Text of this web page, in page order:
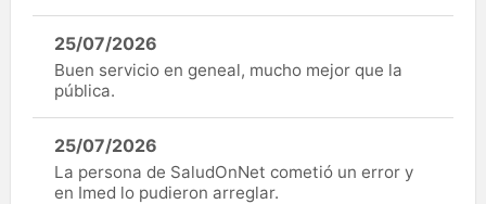
25/07/2026
Buen servicio en geneal, mucho mejor que la
pública.
25/07/2026
La persona de SaludOnNet cometió un error y
en Imed lo pudieron arreglar.